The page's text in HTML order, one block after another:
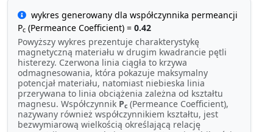
wykres generowany dla współczynnika permeancji
Pc (Permeance Coefficient) = 0.42
Powyższy wykres prezentuje charakterystykę
magnetyczną materiału w drugim kwadrancie pętli
histerezy. Czerwona linia ciągła to krzywa
odmagnesowania, która pokazuje maksymalny
potencjał materiału, natomiast niebieska linia
przerywana to linia obciążenia zależna od kształtu
magnesu. Współczynnik Pc (Permeance Coefficient),
nazywany również współczynnikiem kształtu, jest
bezwymiarową wielkością określającą relację